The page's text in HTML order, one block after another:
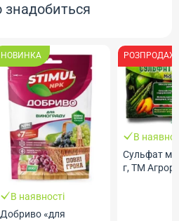
знадобиться
НОВИНКА
В наявності
Добриво «для
РОЗПРОДАЖ
В
Сульфат
г, ТМ